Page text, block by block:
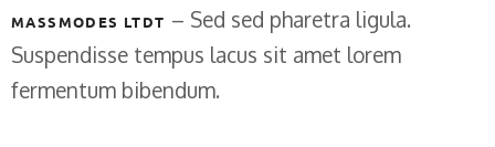
MASSMODES LTDT – Sed sed pharetra ligula.
Suspendisse tempus lacus sit amet lorem
fermentum bibendum.